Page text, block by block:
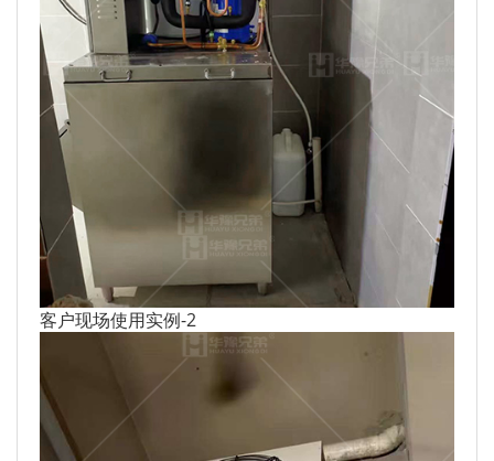
客户现场使用实例-2